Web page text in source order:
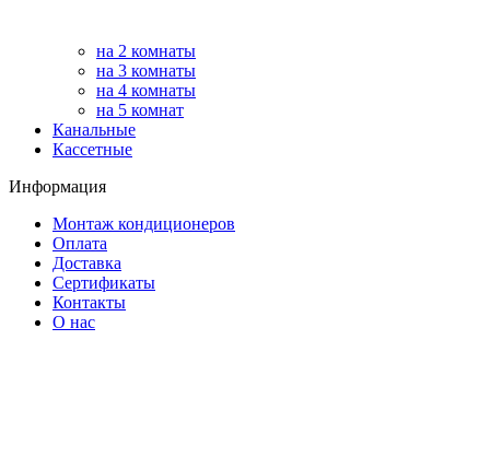
на 2 комнаты
на 3 комнаты
на 4 комнаты
на 5 комнат
Канальные
Кассетные
Информация
Монтаж кондиционеров
Оплата
Доставка
Сертификаты
Контакты
О нас